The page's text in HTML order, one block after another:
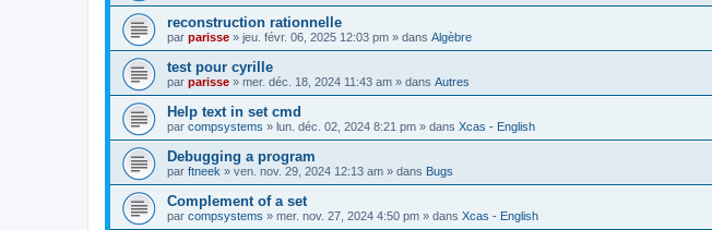
reconstruction rationnelle
par parisse » jeu. févr. 06, 2025 12:03 pm » dans Algèbre
test pour cyrille
par parisse » mer. déc. 18, 2024 11:43 am » dans Autres
Help text in set cmd
par compsystems » lun. déc. 02, 2024 8:21 pm » dans Xcas - English
Debugging a program
par ftneek » ven. nov. 29, 2024 12:13 am » dans Bugs
Complement of a set
par compsystems » mer. nov. 27, 2024 4:50 pm » dans Xcas - English